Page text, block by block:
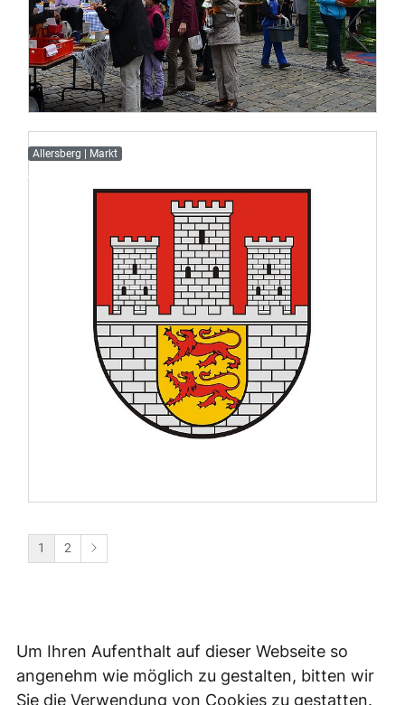
Um Ihren Aufenthalt auf dieser Webseite so
angenehm wie möglich zu gestalten, bitten wir
Sie die Verwendung von Cookies zu gestatten.